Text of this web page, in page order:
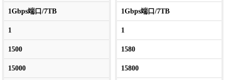
1Gbps端口/7TB
1
1500
15000
1Gbps端口/7TB
1
1580
15800